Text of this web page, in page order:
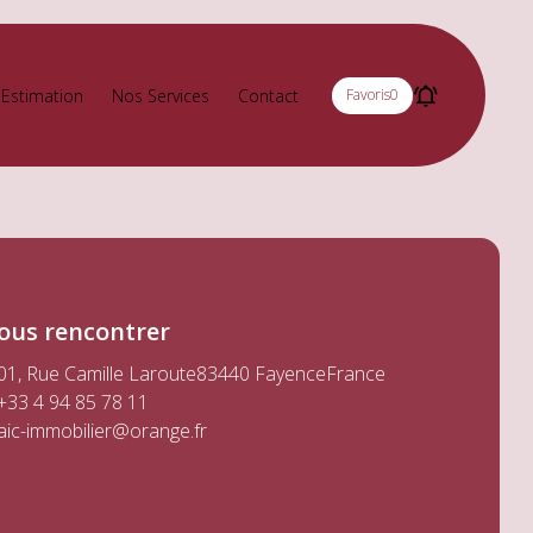
Estimation Nos Services Contact Favoris0
rencontrer
Rue Camille Laroute83440 FayenceFrance
4 94 85 78 11
immobilier@orange.fr